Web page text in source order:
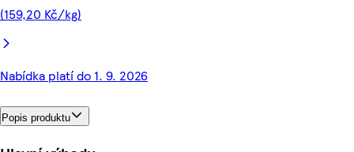
(159,20 Kč/kg)
Nabídka platí do 1. 9. 2026
Popis produktu